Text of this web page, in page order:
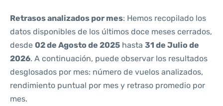
Retrasos analizados por mes: Hemos recopilado los
datos disponibles de los últimos doce meses cerrados,
desde 02 de Agosto de 2025 hasta 31 de Julio de
2026. A continuación, puede observar los resultados
desglosados por mes: número de vuelos analizados,
rendimiento puntual por mes y retraso promedio por
mes.